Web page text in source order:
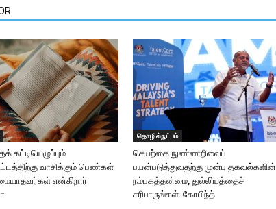
கட்டியெழுப்பும்
வாசிக்கும் பெண்கள்
என்கிறார்
தொழில்நுட்பம்
செயற்கை நுண்ணறிவைப்
பயன்படுத்துவதற்கு முன்பு தகவல்களின்
நம்பகத்தன்மை, துல்லியத்தைச்
சரிபாருங்கள்: கோபிந்த்